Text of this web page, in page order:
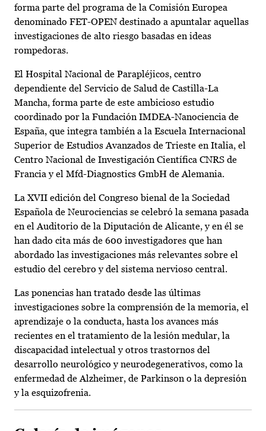
forma parte del programa de la Comisión Europea
denominado FET-OPEN destinado a apuntalar aquellas
investigaciones de alto riesgo basadas en ideas
rompedoras.
El Hospital Nacional de Parapléjicos, centro
dependiente del Servicio de Salud de Castilla-La
Mancha, forma parte de este ambicioso estudio
coordinado por la Fundación IMDEA-Nanociencia de
España, que integra también a la Escuela Internacional
Superior de Estudios Avanzados de Trieste en Italia, el
Centro Nacional de Investigación Científica CNRS de
Francia y el Mfd-Diagnostics GmbH de Alemania.
La XVII edición del Congreso bienal de la Sociedad
Española de Neurociencias se celebró la semana pasada
en el Auditorio de la Diputación de Alicante, y en él se
han dado cita más de 600 investigadores que han
abordado las investigaciones más relevantes sobre el
estudio del cerebro y del sistema nervioso central.
Las ponencias han tratado desde las últimas
investigaciones sobre la comprensión de la memoria, el
aprendizaje o la conducta, hasta los avances más
recientes en el tratamiento de la lesión medular, la
discapacidad intelectual y otros trastornos del
desarrollo neurológico y neurodegenerativos, como la
enfermedad de Alzheimer, de Parkinson o la depresión
y la esquizofrenia.